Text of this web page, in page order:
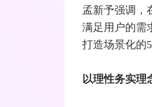
孟新予强调，
满足用户的需
打造场景化的
以理性务实理